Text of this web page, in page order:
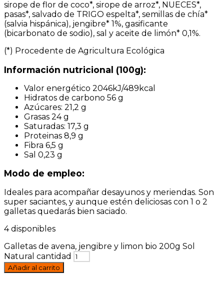
sirope de flor de coco*, sirope de arroz*, NUECES*,
pasas*, salvado de TRIGO espelta*, semillas de chía*
(salvia hispánica), jengibre* 1%, gasificante
(bicarbonato de sodio), sal y aceite de limón* 0,1%.
(*) Procedente de Agricultura Ecológica
Información nutricional (100g):
Valor energético 2046kJ/489kcal
Hidratos de carbono 56 g
Azúcares: 21,2 g
Grasas 24 g
Saturadas: 17,3 g
Proteinas 8,9 g
Fibra 6,5 g
Sal 0,23 g
Modo de empleo:
Ideales para acompañar desayunos y meriendas. Son
super saciantes, y aunque estén deliciosas con 1 o 2
galletas quedarás bien saciado.
4 disponibles
Galletas de avena, jengibre y limon bio 200g Sol
Natural cantidad
Añadir al carrito